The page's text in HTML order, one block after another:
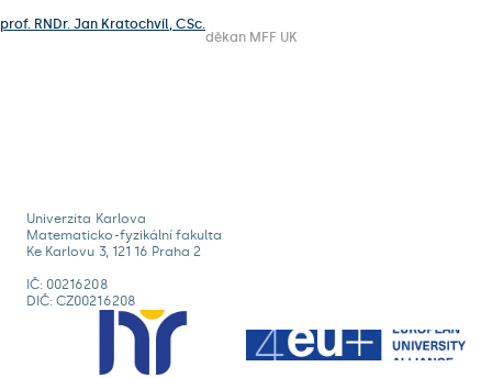
prof. RNDr. Jan Kratochvíl, CSc.
děkan MFF UK
Univerzita Karlova
Matematicko-fyzikální fakulta
Ke Karlovu 3, 121 16 Praha 2
IČ: 00216208
DIČ: CZ00216208